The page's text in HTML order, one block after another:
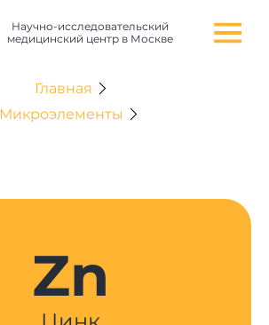
Научно-исследовательский
медицинский центр в Москве
Главная
Микроэлементы
Zn